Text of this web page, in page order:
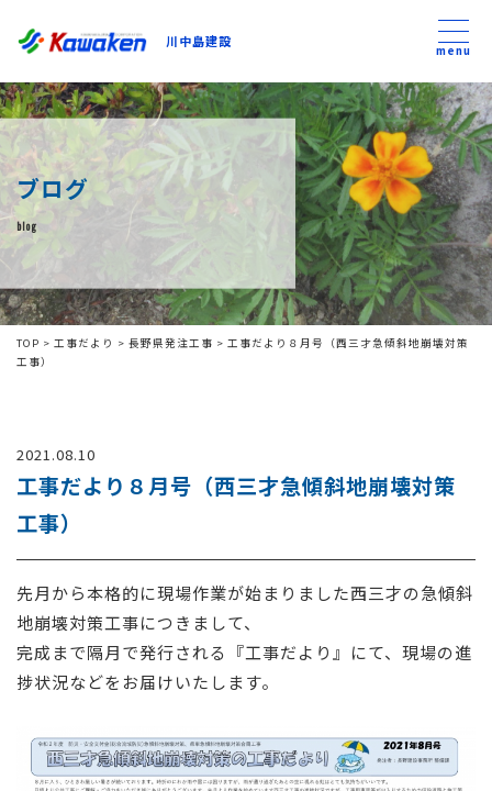
川中島建設
川中島建設
トップ
トピックス
事業内容
私たちについて
コンテンツ
採用情報
お問い合わせ
menu
ブログ
blog
TOP > 工事だより > 長野県発注工事 > 工事だより８月号（西三才急傾斜地崩壊対策
工事）
2021.08.10
工事だより８月号（西三才急傾斜地崩壊対策
工事）
先月から本格的に現場作業が始まりました西三才の急傾斜
地崩壊対策工事につきまして、
完成まで隔月で発行される『工事だより』にて、現場の進
捗状況などをお届けいたします。